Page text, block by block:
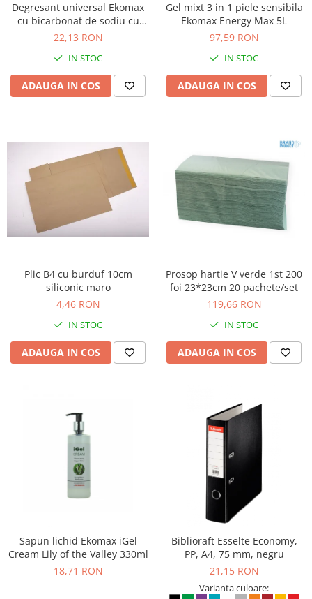
Degresant universal Ekomax
cu bicarbonat de sodiu cu
pulverizator 500ml
22,13 RON
IN STOC
ADAUGA IN COS
Gel mixt 3 in 1 piele sensibila
Ekomax Energy Max 5L
97,59 RON
IN STOC
ADAUGA IN COS
Plic B4 cu burduf 10cm
siliconic maro
4,46 RON
IN STOC
ADAUGA IN COS
Prosop hartie V verde 1st 200
foi 23*23cm 20 pachete/set
119,66 RON
IN STOC
ADAUGA IN COS
Sapun lichid Ekomax iGel
Cream Lily of the Valley 330ml
18,71 RON
Biblioraft Esselte Economy,
PP, A4, 75 mm, negru
21,15 RON
Varianta culoare: